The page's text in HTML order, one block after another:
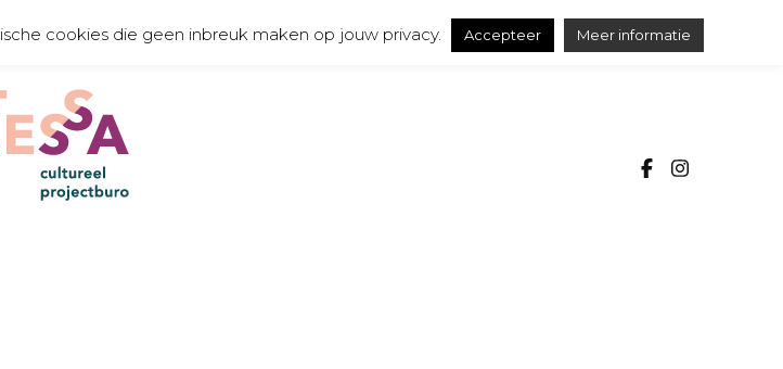
cookies die geen inbreuk maken op jouw privacy. Accepteer Meer informatie